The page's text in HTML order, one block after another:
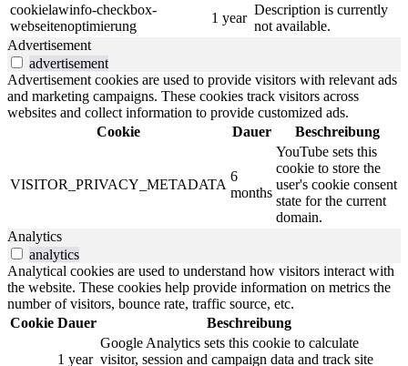
cookielawinfo-checkbox-
webseitenoptimierung
1 year
Description is currently
not available.
Advertisement
advertisement
Advertisement cookies are used to provide visitors with relevant ads
and marketing campaigns. These cookies track visitors across
websites and collect information to provide customized ads.
Cookie
Dauer Beschreibung
VISITOR_PRIVACY_METADATA
6
months
YouTube sets this
cookie to store the
user's cookie consent
state for the current
domain.
Analytics
analytics
Analytical cookies are used to understand how visitors interact with
the website. These cookies help provide information on metrics the
number of visitors, bounce rate, traffic source, etc.
Cookie Dauer Beschreibung
1 year
Google Analytics sets this cookie to calculate
visitor, session and campaign data and track site